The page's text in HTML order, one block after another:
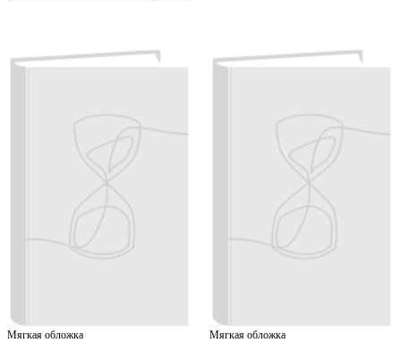
Мягкая обложка Мягкая обложка